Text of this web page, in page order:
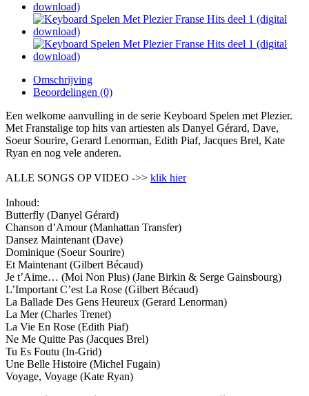
Omschrijving
Beoordelingen (0)
Een welkome aanvulling in de serie Keyboard Spelen met Plezier.
Met Franstalige top hits van artiesten als Danyel Gérard, Dave,
Soeur Sourire, Gerard Lenorman, Edith Piaf, Jacques Brel, Kate
Ryan en nog vele anderen.
ALLE SONGS OP VIDEO ->> klik hier
Inhoud:
Butterfly (Danyel Gérard)
Chanson d’Amour (Manhattan Transfer)
Dansez Maintenant (Dave)
Dominique (Soeur Sourire)
Et Maintenant (Gilbert Bécaud)
Je t’Aime… (Moi Non Plus) (Jane Birkin & Serge Gainsbourg)
L’Important C’est La Rose (Gilbert Bécaud)
La Ballade Des Gens Heureux (Gerard Lenorman)
La Mer (Charles Trenet)
La Vie En Rose (Edith Piaf)
Ne Me Quitte Pas (Jacques Brel)
Tu Es Foutu (In-Grid)
Une Belle Histoire (Michel Fugain)
Voyage, Voyage (Kate Ryan)